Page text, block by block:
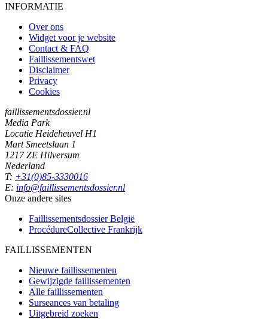
INFORMATIE
Over ons
Widget voor je website
Contact & FAQ
Faillissementswet
Disclaimer
Privacy
Cookies
faillissementsdossier.nl
Media Park
Locatie Heideheuvel H1
Mart Smeetslaan 1
1217 ZE Hilversum
Nederland
T: +31(0)85-3330016
E: info@faillissementsdossier.nl
Onze andere sites
Faillissementsdossier België
ProcédureCollective Frankrijk
FAILLISSEMENTEN
Nieuwe faillissementen
Gewijzigde faillissementen
Alle faillissementen
Surseances van betaling
Uitgebreid zoeken